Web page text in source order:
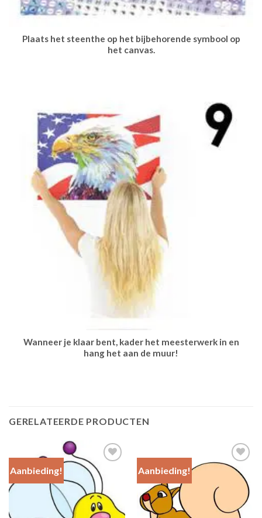
Plaats het steenthe op het bijbehorende symbool op
het canvas.
Wanneer je klaar bent, kader het meesterwerk in en
hang het aan de muur!
GERELATEERDE PRODUCTEN
Aanbieding!
Add to
Wishlist
Aanbieding!
Wishlist